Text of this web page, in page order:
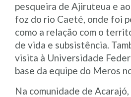
pesqueira de Ajiruteua e
foz do rio Caeté, onde foi
como a relação com o
de vida e subsistência.
visita à Universidade
base da equipe do Meros
Na comunidade de